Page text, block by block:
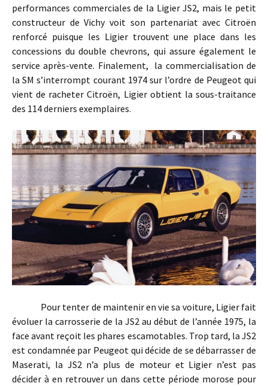
performances commerciales de la Ligier JS2, mais le petit
constructeur de Vichy voit son partenariat avec Citroën
renforcé puisque les Ligier trouvent une place dans les
concessions du double chevrons, qui assure également le
service après-vente. Finalement, la commercialisation de
la SM s’interrompt courant 1974 sur l’ordre de Peugeot qui
vient de racheter Citroën, Ligier obtient la sous-traitance
des 114 derniers exemplaires.
Pour tenter de maintenir en vie sa voiture, Ligier fait
évoluer la carrosserie de la JS2 au début de l’année 1975, la
face avant reçoit les phares escamotables. Trop tard, la JS2
est condamnée par Peugeot qui décide de se débarrasser de
Maserati, la JS2 n’a plus de moteur et Ligier n’est pas
décider à en retrouver un dans cette période morose pour